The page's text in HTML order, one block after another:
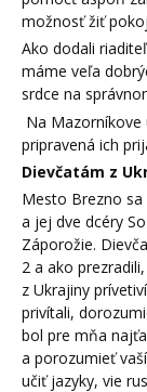
možnosť žiť
Ako dodali
máme veľa
srdce na
Na Mazorníkove
pripravená ich
Dievčatám z
Mesto Brezno
a jej dve dcéry
Záporožie.
2 a ako
z Ukrajiny
privítali,
bol pre mňa
a porozumieť
učiť jazyky, vie